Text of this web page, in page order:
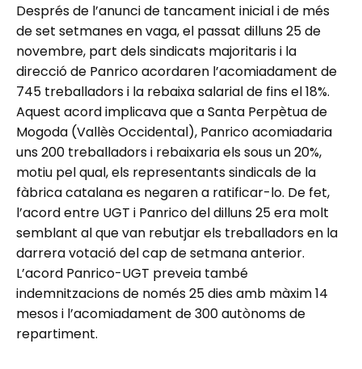
Després de l’anunci de tancament inicial i de més
de set setmanes en vaga, el passat dilluns 25 de
novembre, part dels sindicats majoritaris i la
direcció de Panrico acordaren l’acomiadament de
745 treballadors i la rebaixa salarial de fins el 18%.
Aquest acord implicava que a Santa Perpètua de
Mogoda (Vallès Occidental), Panrico acomiadaria
uns 200 treballadors i rebaixaria els sous un 20%,
motiu pel qual, els representants sindicals de la
fàbrica catalana es negaren a ratificar-lo. De fet,
l’acord entre UGT i Panrico del dilluns 25 era molt
semblant al que van rebutjar els treballadors en la
darrera votació del cap de setmana anterior.
L’acord Panrico-UGT preveia també
indemnitzacions de només 25 dies amb màxim 14
mesos i l’acomiadament de 300 autònoms de
repartiment.